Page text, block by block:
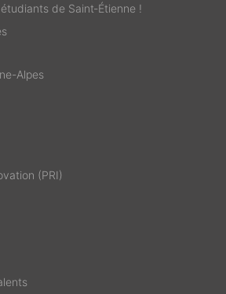
de Saint‑Étienne !
Alpes
(PRI)